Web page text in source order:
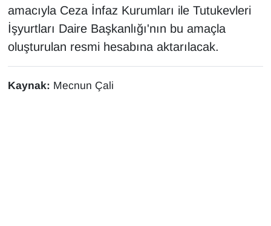
amacıyla Ceza İnfaz Kurumları ile Tutukevleri
İşyurtları Daire Başkanlığı'nın bu amaçla
oluşturulan resmi hesabına aktarılacak.
Kaynak: Mecnun Çali